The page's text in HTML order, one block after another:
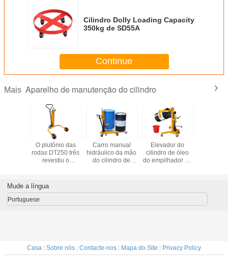
Cilindro Dolly Loading Capacity
350kg de SD55A
Continue
Mais Aparelho de manutenção do cilindro
e
de
350Kg
O plutônio das
rodas DT250 três
revestiu o
capacidade
250Kg do
elevador do
cilindro do
Carro manual
hidráulico da mão
do cilindro de
travamento da
350Kg do
Elevador do
cilindro de óleo
do empilhador do
DTF350B com
350Kg
do
Mude a língua
Portuguese
Casa | Sobre nós | Contacte-nos | Mapa do Site | Privacy Policy